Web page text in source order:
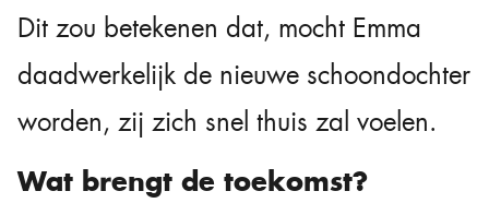
Dit zou betekenen dat, mocht Emma
daadwerkelijk de nieuwe schoondochter
worden, zij zich snel thuis zal voelen.
Wat brengt de toekomst?